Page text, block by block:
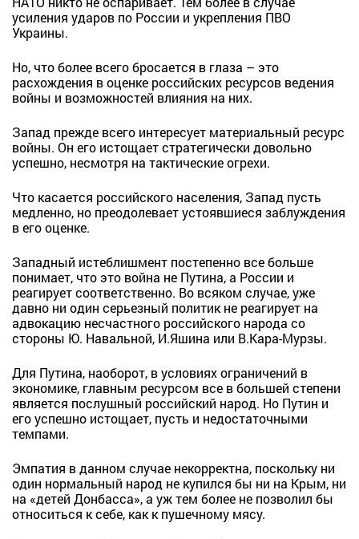
усиления ударов по России и укрепления ПВО
Украины.
Но, что более всего бросается в глаза – это
расхождения в оценке российских ресурсов ведения
войны и возможностей влияния на них.
Запад прежде всего интересует материальный ресурс
войны. Он его истощает стратегически довольно
успешно, несмотря на тактические огрехи.
Что касается российского населения, Запад пусть
медленно, но преодолевает устоявшиеся заблуждения
в его оценке.
Западный истеблишмент постепенно все больше
понимает, что это война не Путина, а России и
реагирует соответственно. Во всяком случае, уже
давно ни один серьезный политик не реагирует на
адвокацию несчастного российского народа со
стороны Ю. Навальной, И.Яшина или В.Кара-Мурзы.
Для Путина, наоборот, в условиях ограничений в
экономике, главным ресурсом все в большей степени
является послушный российский народ. Но Путин и
его успешно истощает, пусть и недостаточными
темпами.
Эмпатия в данном случае некорректна, поскольку ни
один нормальный народ не купился бы ни на Крым, ни
на «детей Донбасса», а уж тем более не позволил бы
относиться к себе, как к пушечному мясу.